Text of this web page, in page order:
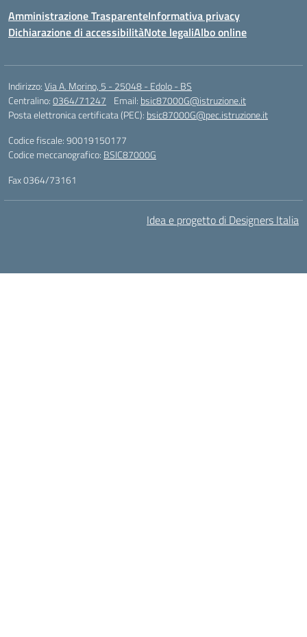
Amministrazione TrasparenteInformativa privacy
Dichiarazione di accessibilitàNote legaliAlbo online
Indirizzo:Via A. Morino, 5 - 25048 - Edolo - BS
Centralino:0364/71247 Email: bsic87000G@istruzione.it
Posta elettronica certificata (PEC): bsic87000G@pec.istruzione.it
Codice fiscale: 90019150177
Codice meccanografico: BSIC87000G
Fax 0364/73161
Idea e progetto di Designers Italia